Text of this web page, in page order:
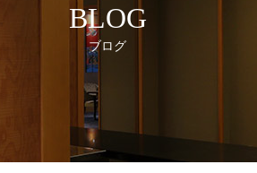
BLOG
ブログ